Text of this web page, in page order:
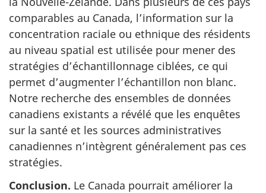
comparables au Canada, l’information sur la
concentration raciale ou ethnique des résidents
au niveau spatial est utilisée pour mener des
stratégies d’échantillonnage ciblées, ce qui
permet d’augmenter l’échantillon non blanc.
Notre recherche des ensembles de données
canadiens existants a révélé que les enquêtes
sur la santé et les sources administratives
canadiennes n’intègrent généralement pas ces
stratégies.
Conclusion. Le Canada pourrait améliorer la